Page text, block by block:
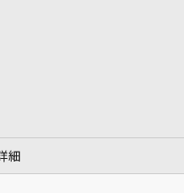
細